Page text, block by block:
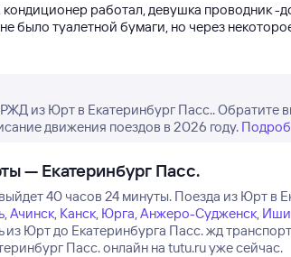
кондиционер работал, девушка проводник -
было туалетной бумаги, но через
из Юрт в Екатеринбург Пасс.. Обратите
движения поездов в 2026 году.
— Екатеринбург Пасс.
40 часов 24 минуты. Поезда из Юрт в
,Ачинск, Канск, Юрга,Анжеро-Судженск,
из Юрт до Екатеринбурга Пасс. жд
Пасс. онлайн на tutu.ru уже сейчас.